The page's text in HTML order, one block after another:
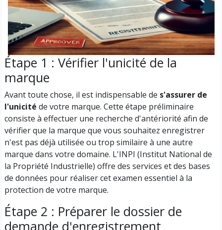
Étape 1 : Vérifier l'unicité de la
marque
Avant toute chose, il est indispensable de s'assurer de
l'unicité de votre marque. Cette étape préliminaire
consiste à effectuer une recherche d'antériorité afin de
vérifier que la marque que vous souhaitez enregistrer
n'est pas déjà utilisée ou trop similaire à une autre
marque dans votre domaine. L'INPI (Institut National de
la Propriété Industrielle) offre des services et des bases
de données pour réaliser cet examen essentiel à la
protection de votre marque.
Étape 2 : Préparer le dossier de
demande d'enregistrement